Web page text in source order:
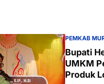
PEMKAB
Bupati
UMKM
Produk